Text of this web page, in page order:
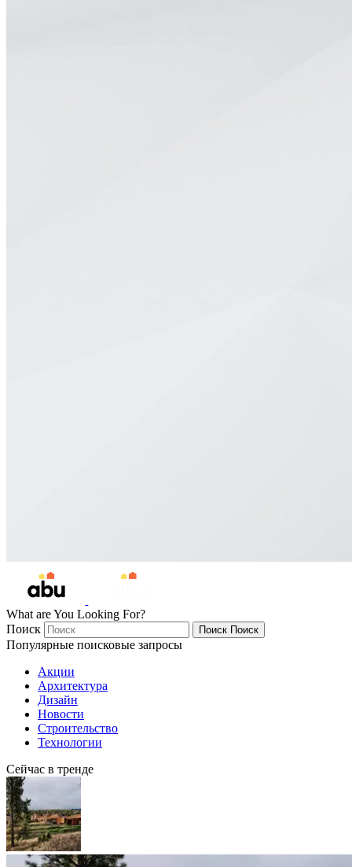
What are You Looking For?
Поиск
Поиск Поиск
Популярные поисковые запросы
Акции
Архитектура
Дизайн
Новости
Строительство
Технологии
Сейчас в тренде